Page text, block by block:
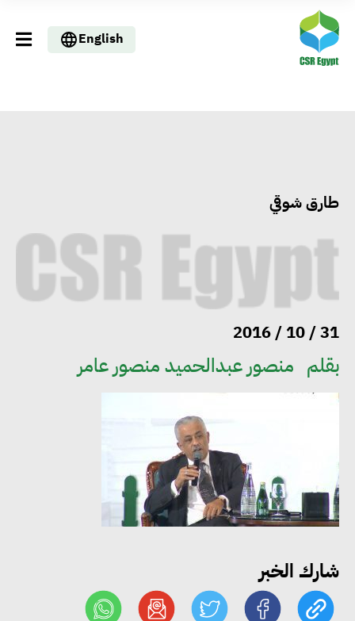
English
طارق شوقي
31 / 10 / 2016
بقلم منصور عبدالحميد منصور عامر
شارك الخبر
مجلس الوزراء: تراجع معدل
البطالة في مصر إلى 5.8% خلال
الربع الثاني من 2026
الصين تعزيز الشراكات الصناعية